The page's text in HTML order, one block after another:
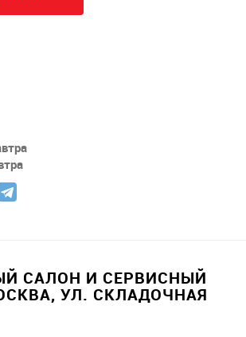
САЛОН И СЕРВИСНЫЙ
УЛ. СКЛАДОЧНАЯ